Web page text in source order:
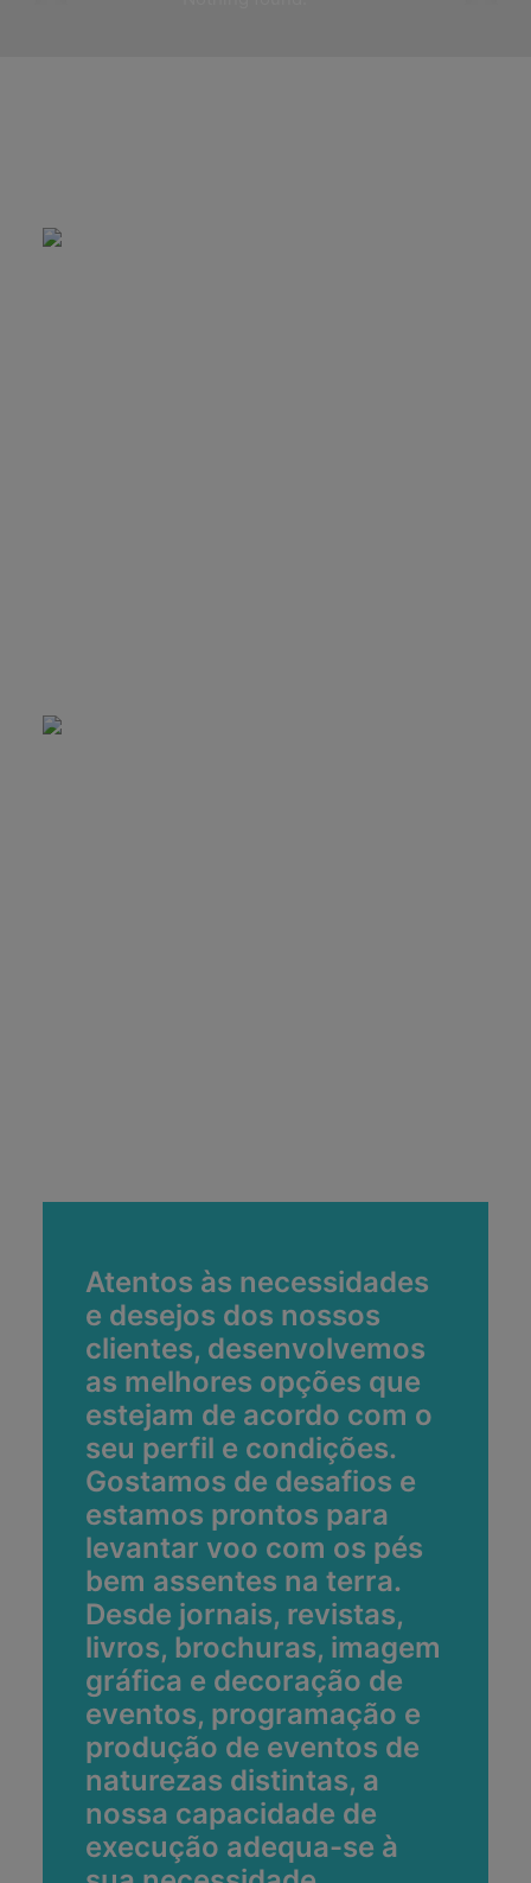
Atentos às necessidades
e desejos dos nossos
clientes, desenvolvemos
as melhores opções que
estejam de acordo com o
seu perfil e condições.
Gostamos de desafios e
estamos prontos para
levantar voo com os pés
bem assentes na terra.
Desde jornais, revistas,
livros, brochuras, imagem
gráfica e decoração de
eventos, programação e
produção de eventos de
naturezas distintas, a
nossa capacidade de
execução adequa-se à